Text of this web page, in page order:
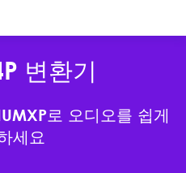
변환기
로 오디오를 쉽게
세요